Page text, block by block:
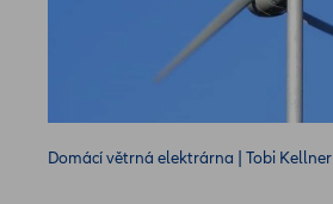
Domácí větrná elektrárna | Tobi Kellner